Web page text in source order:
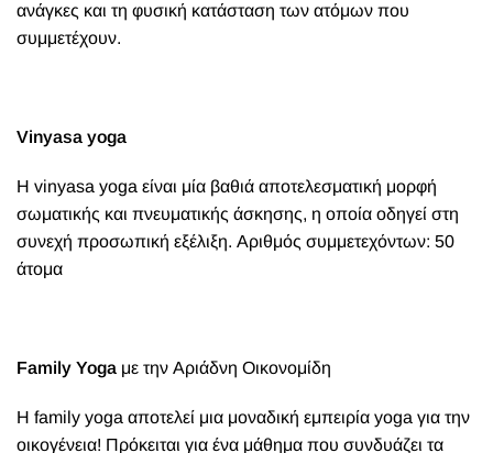
ανάγκες και τη φυσική κατάσταση των ατόμων που
συμμετέχουν.
Vinyasa yoga
Η vinyasa yoga είναι μία βαθιά αποτελεσματική μορφή
σωματικής και πνευματικής άσκησης, η οποία οδηγεί στη
συνεχή προσωπική εξέλιξη. Αριθμός συμμετεχόντων: 50
άτομα
Family Yoga με την Αριάδνη Οικονομίδη
Η family yoga αποτελεί μια μοναδική εμπειρία yoga για την
οικογένεια! Πρόκειται για ένα μάθημα που συνδυάζει τα